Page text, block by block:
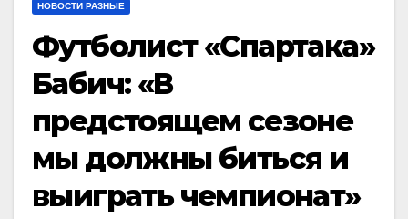
НОВОСТИ РАЗНЫЕ
Футболист «Спартака»
Бабич: «В
предстоящем сезоне
мы должны биться и
выиграть чемпионат»